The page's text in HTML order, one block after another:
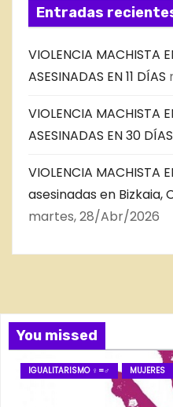
Entradas
VIOLENCIA MACHISTA
ASESINADAS EN 11 DÍAS
VIOLENCIA MACHISTA
ASESINADAS EN 30 DÍAS
VIOLENCIA MACHISTA
asesinadas en Bizkaia,
martes, 28/Abr/2026
You missed
IGUALITARISMO ♀=♂ MUJERES